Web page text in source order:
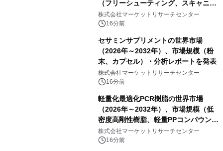
（フリーシューティング、スキャニン
グ、その他）・分析レポートを発表
株式会社マーケットリサーチセンター
16分前
セサミンサプリメントの世界市場
（2026年～2032年）、市場規模（粉
末、カプセル）・分析レポートを発表
株式会社マーケットリサーチセンター
16分前
軽量化最適化PCR樹脂の世界市場
（2026年～2032年）、市場規模（低
密度高剛性樹脂、軽量PPコンパウン
ド、強化軽量ブレンド、軽量PCR
PA、その他）・分析レポートを発表
株式会社マーケットリサーチセンター
16分前